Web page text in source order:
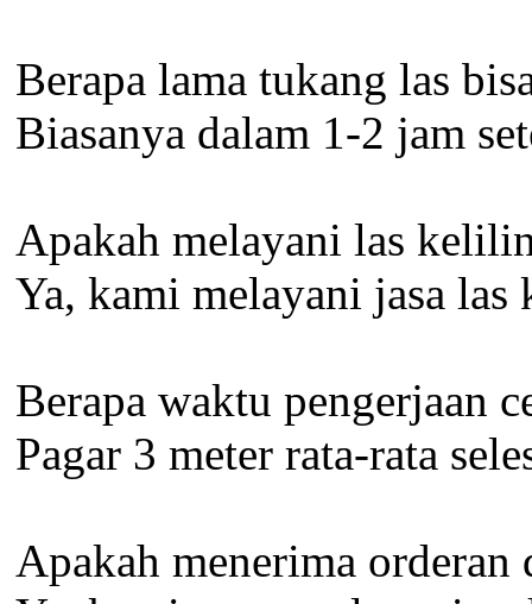
Berapa lama tukang las
Biasanya dalam 1-2 jam
Apakah melayani las
Ya, kami melayani jasa
Berapa waktu pengerjaan
Pagar 3 meter rata-rata
Apakah menerima